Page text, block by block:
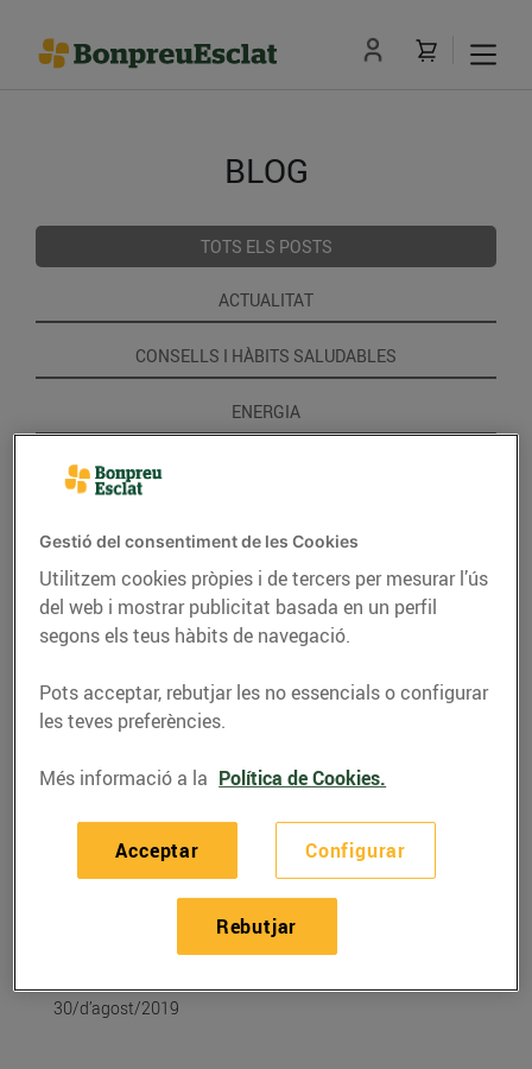
BLOG
TOTS ELS POSTS
ACTUALITAT
CONSELLS I HÀBITS SALUDABLES
ENERGIA
GASTRONOMIA I TRADICIONS
RECEPTES
Recepta de gelats de
síndria i iogurt
30/d’agost/2019
Gestió del consentiment de les Cookies
Utilitzem cookies pròpies i de tercers per mesurar l’ús
del web i mostrar publicitat basada en un perfil
segons els teus hàbits de navegació.
Pots acceptar, rebutjar les no essencials o configurar
les teves preferències.
Més informació a la Política de Cookies.
Configurar
Rebutjar
Acceptar